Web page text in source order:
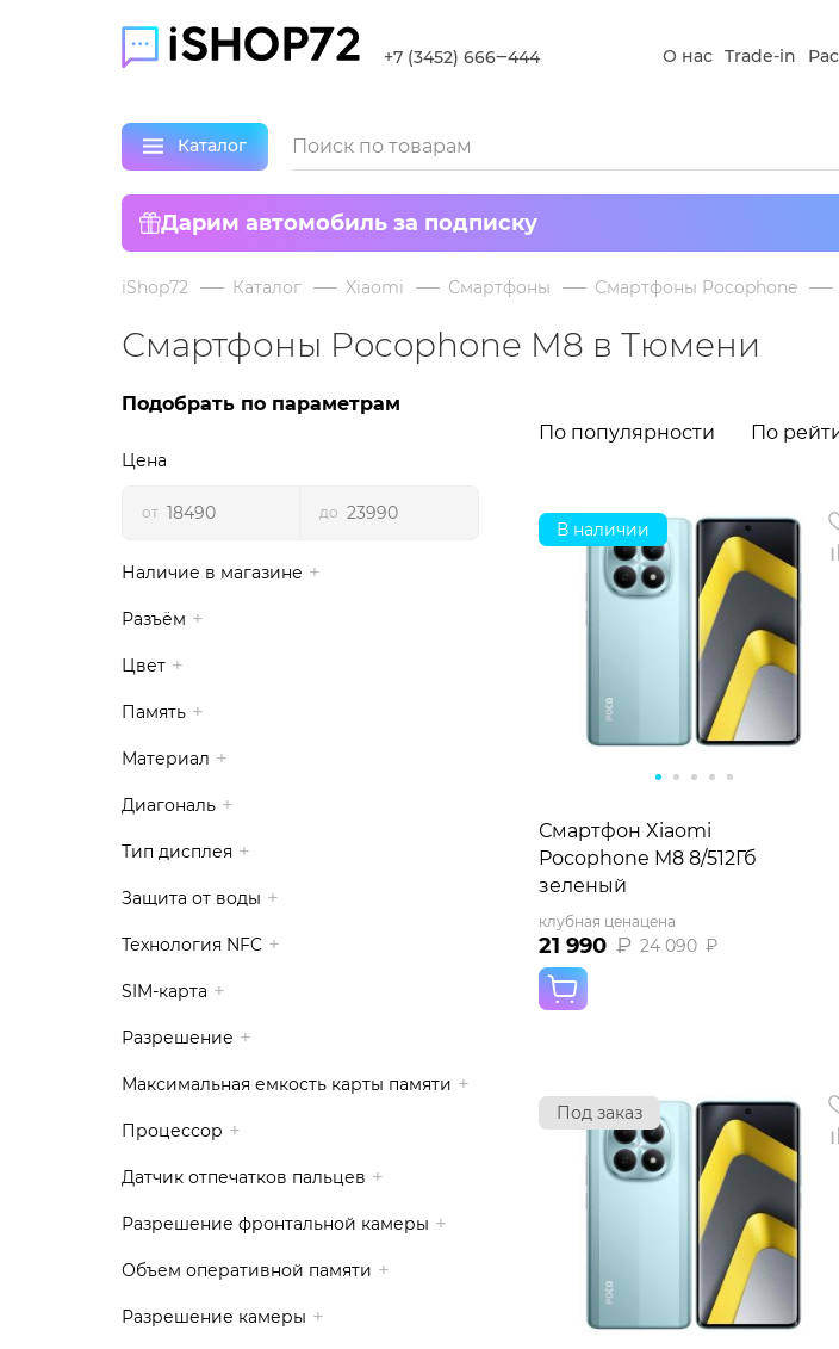
+7 (3452) 666‒444 О нас Trade-in
Каталог
Дарим автомобиль за подписку
iShop72 Каталог Xiaomi Смартфоны Смартфоны Pocophone
Смартфоны Pocophone M8 в Тюмени
Подобрать по параметрам
Цена
от до
Наличие в магазине
Разъём
Цвет
Память
Материал
Диагональ
Тип дисплея
Защита от воды
Технология NFC
SIM-карта
Разрешение
Максимальная емкость карты памяти
Процессор
Датчик отпечатков пальцев
Разрешение фронтальной камеры
Объем оперативной памяти
Разрешение камеры
По популярности По
В наличии
Смартфон Xiaomi
Pocophone M8 8/512Гб
зеленый
клубная цена
21 990 ₽
цена
24 090 ₽
Под заказ